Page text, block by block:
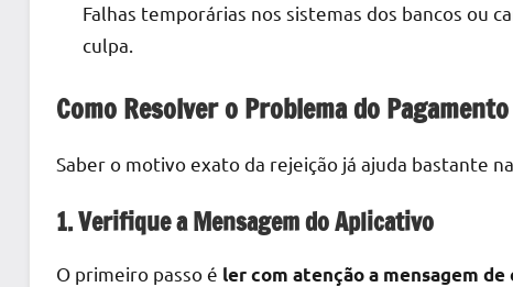
Falhas temporárias nos sistemas dos bancos ou
culpa.
Como Resolver o Problema do
Saber o motivo exato da rejeição já ajuda bastante
1. Verifique a Mensagem do Aplicativo
O primeiro passo é ler com atenção a mensagem de